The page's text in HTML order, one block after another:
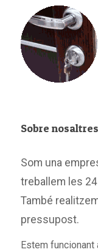
Sobre nosaltres
Som una
treballem les
També
pressupost.
Estem funcionant